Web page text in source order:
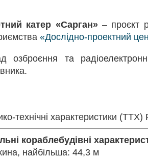
катер «Сарган»– проєкт
«Дослідно-проектний
озброєння та
технічні характеристики
кораблебудівні
найбільша: 44,3 м